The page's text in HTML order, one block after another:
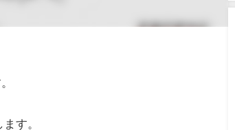
す。